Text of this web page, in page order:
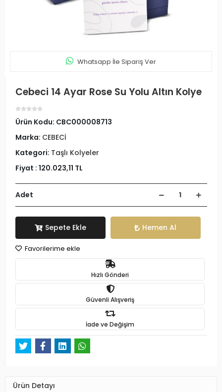
Whatsapp İle Sipariş Ver
Cebeci 14 Ayar Rose Su Yolu Altın Kolye
Ürün Kodu: CBC000008713
Marka: CEBECİ
Kategori: Taşlı Kolyeler
Fiyat : 120.023,11 TL
Adet
Sepete Ekle Hemen Al
Favorilerime ekle
Hızlı Gönderi
Güvenli Alışveriş
İade ve Değişim
Ürün Detayı